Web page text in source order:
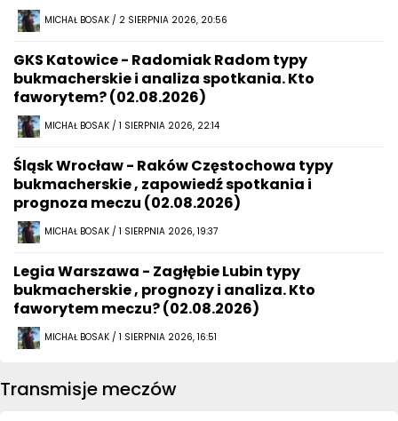
MICHAŁ BOSAK / 2 SIERPNIA 2026, 20:56
GKS Katowice - Radomiak Radom typy
bukmacherskie i analiza spotkania. Kto
faworytem? (02.08.2026)
MICHAŁ BOSAK / 1 SIERPNIA 2026, 22:14
Śląsk Wrocław - Raków Częstochowa typy
bukmacherskie , zapowiedź spotkania i
prognoza meczu (02.08.2026)
MICHAŁ BOSAK / 1 SIERPNIA 2026, 19:37
Legia Warszawa - Zagłębie Lubin typy
bukmacherskie , prognozy i analiza. Kto
faworytem meczu? (02.08.2026)
MICHAŁ BOSAK / 1 SIERPNIA 2026, 16:51
Transmisje meczów